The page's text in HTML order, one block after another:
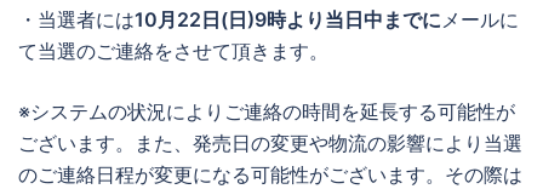
・当選者には10月22日(日)9時より当日中までにメールに
て当選のご連絡をさせて頂きます。
※システムの状況によりご連絡の時間を延長する可能性が
ございます。また、発売日の変更や物流の影響により当選
のご連絡日程が変更になる可能性がございます。その際は